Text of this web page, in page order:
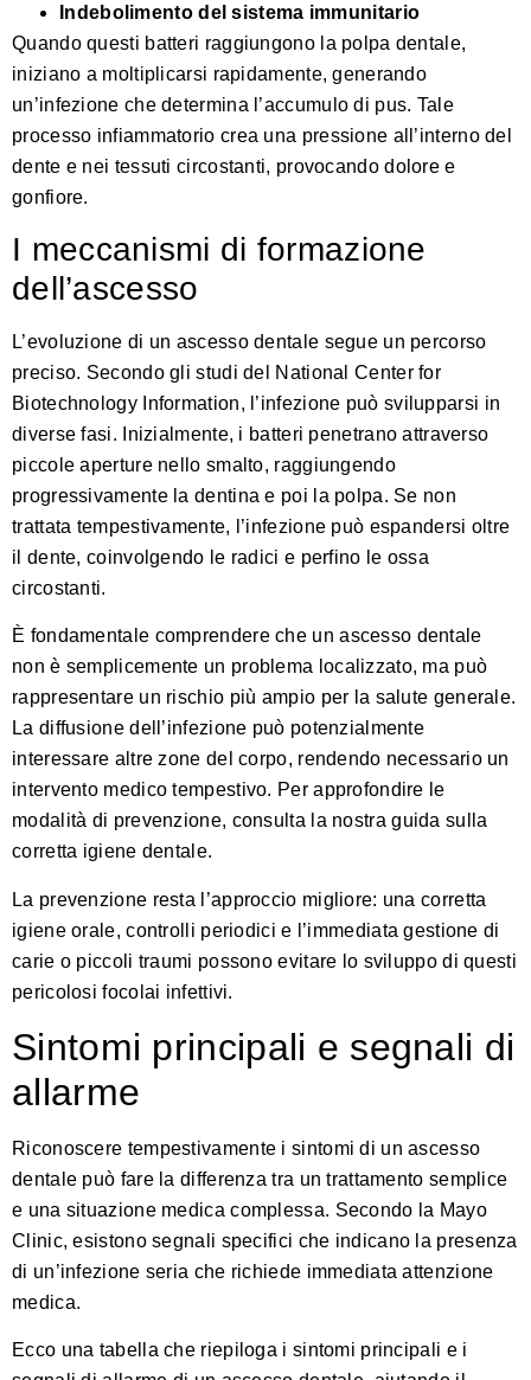
Indebolimento del sistema immunitario
Quando questi batteri raggiungono la polpa dentale,
iniziano a moltiplicarsi rapidamente, generando
un’infezione che determina l’accumulo di pus. Tale
processo infiammatorio crea una pressione all’interno del
dente e nei tessuti circostanti, provocando dolore e
gonfiore.
I meccanismi di formazione
dell’ascesso
L’evoluzione di un ascesso dentale segue un percorso
preciso. Secondo gli studi del National Center for
Biotechnology Information, l’infezione può svilupparsi in
diverse fasi. Inizialmente, i batteri penetrano attraverso
piccole aperture nello smalto, raggiungendo
progressivamente la dentina e poi la polpa. Se non
trattata tempestivamente, l’infezione può espandersi oltre
il dente, coinvolgendo le radici e perfino le ossa
circostanti.
È fondamentale comprendere che un ascesso dentale
non è semplicemente un problema localizzato, ma può
rappresentare un rischio più ampio per la salute generale.
La diffusione dell’infezione può potenzialmente
interessare altre zone del corpo, rendendo necessario un
intervento medico tempestivo. Per approfondire le
modalità di prevenzione, consulta la nostra guida sulla
corretta igiene dentale.
La prevenzione resta l’approccio migliore: una corretta
igiene orale, controlli periodici e l’immediata gestione di
carie o piccoli traumi possono evitare lo sviluppo di questi
pericolosi focolai infettivi.
Sintomi principali e segnali di
allarme
Riconoscere tempestivamente i sintomi di un ascesso
dentale può fare la differenza tra un trattamento semplice
e una situazione medica complessa. Secondo la Mayo
Clinic, esistono segnali specifici che indicano la presenza
di un’infezione seria che richiede immediata attenzione
medica.
Ecco una tabella che riepiloga i sintomi principali e i